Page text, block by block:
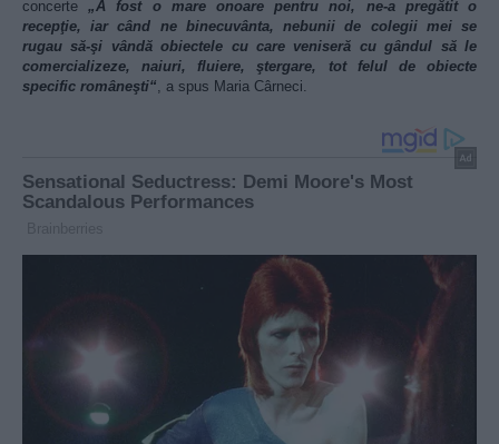
concerte„A fost o mare onoare pentru noi, ne-a pregătit o
recepţie, iar când ne binecuvânta, nebunii de colegii mei se
rugau să-şi vândă obiectele cu care veniseră cu gândul să le
comercializeze, naiuri, fluiere, ştergare, tot felul de obiecte
specific româneşti“ , a spus Maria Cârneci.